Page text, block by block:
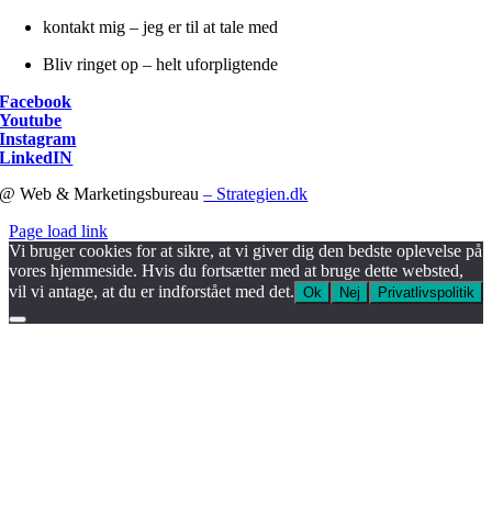
kontakt mig – jeg er til at tale med
Bliv ringet op – helt uforpligtende
Facebook
Youtube
Instagram
LinkedIN
@ Web & Marketingsbureau– Strategien.dk
Page load link
Vi bruger cookies for at sikre, at vi giver dig den bedste oplevelse på
vores hjemmeside. Hvis du fortsætter med at bruge dette websted,
vil vi antage, at du er indforstået med det. Ok Nej Privatlivspolitik